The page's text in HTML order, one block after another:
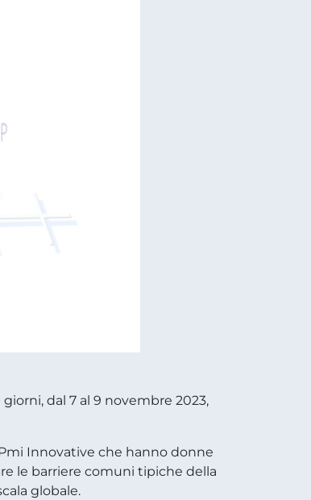
dal 7 al 9 novembre 2023,
Innovative che hanno donne
le barriere comuni tipiche della
globale.